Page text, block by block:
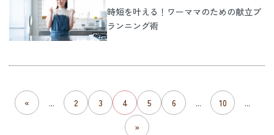
時短を叶える！ワーママのための献立プ
ランニング術
« ... 2 3 4 5 6 ... 10
...
»